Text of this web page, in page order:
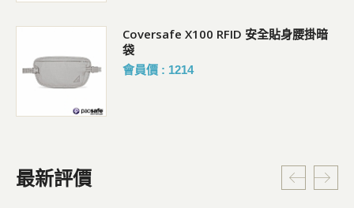
Coversafe X100 RFID 安全貼身腰掛暗
袋
會員價 : 1214
最新評價